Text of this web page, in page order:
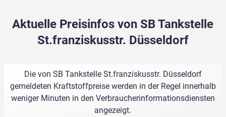
Aktuelle Preisinfos von SB Tankstelle
St.franziskusstr. Düsseldorf
Die von SB Tankstelle St.franziskusstr. Düsseldorf
gemeldeten Kraftstoffpreise werden in der Regel innerhalb
weniger Minuten in den Verbraucherinformationsdiensten
angezeigt.